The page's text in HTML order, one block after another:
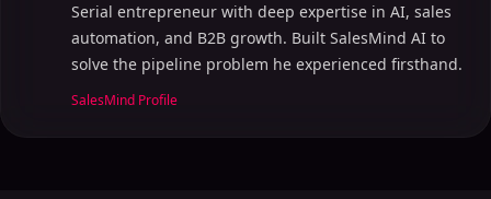
Serial entrepreneur with deep expertise in AI, sales
automation, and B2B growth. Built SalesMind AI to
solve the pipeline problem he experienced firsthand.
SalesMind Profile